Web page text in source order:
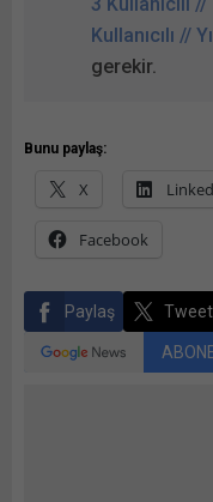
Kullanıcılı //
gerekir.
Bunu paylaş:
X
Facebook
Paylaş
ABONE